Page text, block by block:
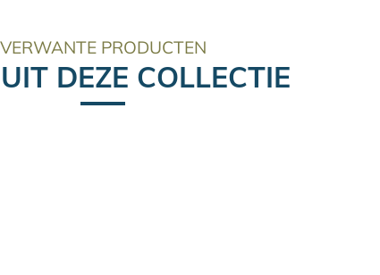
VERWANTE PRODUCTEN
DEZE COLLECTIE